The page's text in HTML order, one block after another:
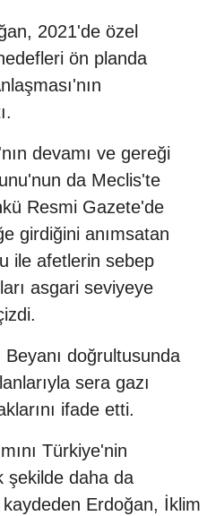
2021'de özel
ön planda
devamı ve gereği
da Meclis'te
Resmi Gazete'de
girdiğini anımsatan
ile afetlerin sebep
asgari seviyeye
doğrultusunda
sera gazı
ifade etti.
Türkiye'nin
şekilde daha da
kaydeden Erdoğan, İklim